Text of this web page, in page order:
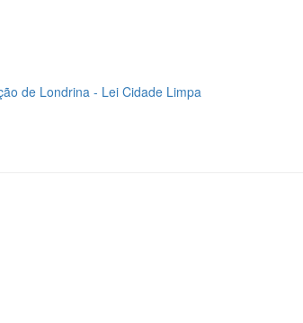
de Londrina - Lei Cidade Limpa